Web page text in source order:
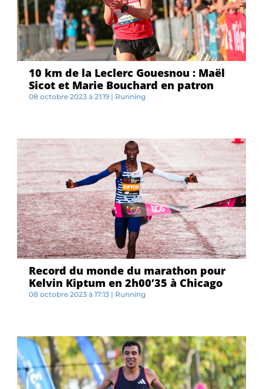
10 km de la Leclerc Gouesnou : Maël
Sicot et Marie Bouchard en patron
08 octobre 2023 à 21:19 | Running
Record du monde du marathon pour
Kelvin Kiptum en 2h00’35 à Chicago
08 octobre 2023 à 17:13 | Running